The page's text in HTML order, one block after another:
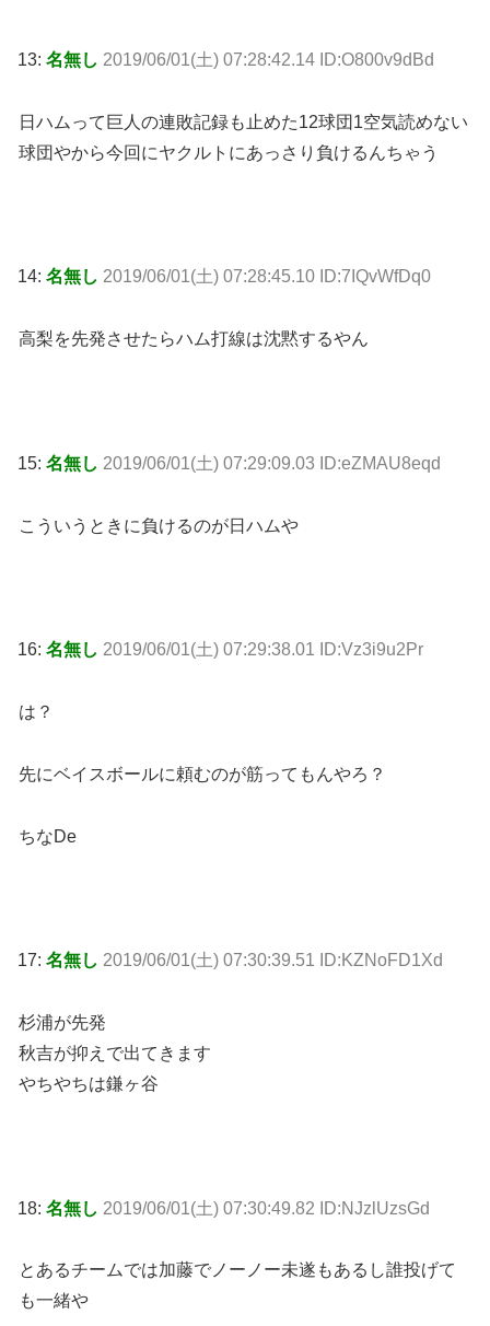
13: 名無し 2019/06/01(土) 07:28:42.14 ID:O800v9dBd
日ハムって巨人の連敗記録も止めた12球団1空気読めない
球団やから今回にヤクルトにあっさり負けるんちゃう
14: 名無し 2019/06/01(土) 07:28:45.10 ID:7IQvWfDq0
高梨を先発させたらハム打線は沈黙するやん
15: 名無し 2019/06/01(土) 07:29:09.03 ID:eZMAU8eqd
こういうときに負けるのが日ハムや
16: 名無し 2019/06/01(土) 07:29:38.01 ID:Vz3i9u2Pr
は？
先にベイスボールに頼むのが筋ってもんやろ？
ちなDe
17: 名無し 2019/06/01(土) 07:30:39.51 ID:KZNoFD1Xd
杉浦が先発
秋吉が抑えで出てきます
やちやちは鎌ヶ谷
18: 名無し 2019/06/01(土) 07:30:49.82 ID:NJzlUzsGd
とあるチームでは加藤でノーノー未遂もあるし誰投げて
も一緒や